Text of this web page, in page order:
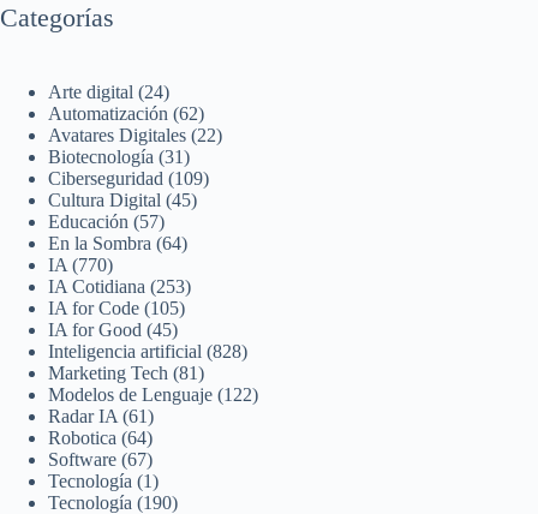
Categorías
Arte digital (24)
Automatización (62)
Avatares Digitales (22)
Biotecnología (31)
Ciberseguridad (109)
Cultura Digital (45)
Educación (57)
En la Sombra (64)
IA (770)
IA Cotidiana (253)
IA for Code (105)
IA for Good (45)
Inteligencia artificial (828)
Marketing Tech (81)
Modelos de Lenguaje (122)
Radar IA (61)
Robotica (64)
Software (67)
Tecnología (1)
Tecnología (190)